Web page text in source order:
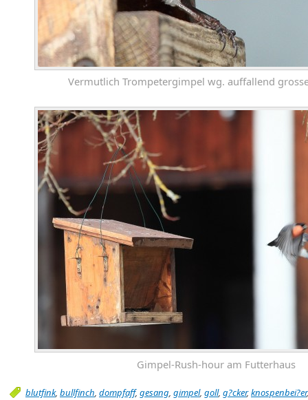
Vermutlich Trompetergimpel wg. auffallend
Gimpel-Rush-hour am Futterhaus
blutfink, bullfinch, dompfaff, gesang, gimpel, goll, g?cker,knospenbei?er